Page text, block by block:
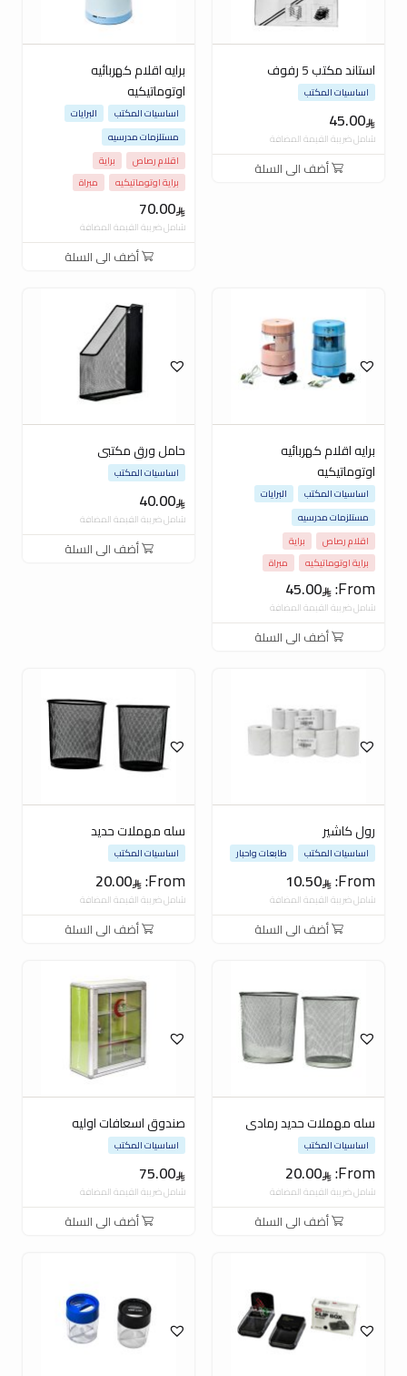
استاند مكتب 5 رفوف
45.00
اساسيات المكتب
شامل ضريبة القيمة المضافة
أضف الى السلة
برايه اقلام كهربائيه
اوتوماتيكيه
70.00
اساسيات المكتب
البرايات
مستلزمات مدرسيه
اقلام رصاص
براية
براية اوتوماتيكيه
مبراة
شامل ضريبة القيمة المضافة
أضف الى السلة
برايه اقلام كهربائيه
اوتوماتيكيه
From:
45.00
اساسيات المكتب
البرايات
مستلزمات مدرسيه
اقلام رصاص
براية
براية اوتوماتيكيه
مبراة
شامل ضريبة القيمة المضافة
أضف الى السلة
حامل ورق مكتبى
40.00
اساسيات المكتب
شامل ضريبة القيمة المضافة
أضف الى السلة
رول كاشير
From:
10.50
اساسيات المكتب طابعات واحبار
شامل ضريبة القيمة المضافة
أضف الى السلة
سله مهملات حديد
From:
20.00
اساسيات المكتب
شامل ضريبة القيمة المضافة
أضف الى السلة
سله مهملات حديد رمادى
From:
20.00
اساسيات المكتب
شامل ضريبة القيمة المضافة
أضف الى السلة
صندوق اسعافات اوليه
75.00
اساسيات المكتب
شامل ضريبة القيمة المضافة
أضف الى السلة